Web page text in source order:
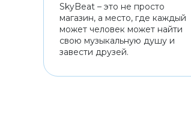
SkyBeat – это не просто
магазин, а место, где каждый
может человек может найти
свою музыкальную душу и
завести друзей.